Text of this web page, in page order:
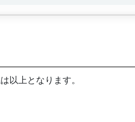
以上となります。